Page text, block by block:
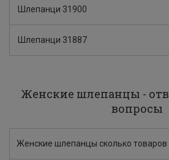
Шлепанци 31900
Шлепанци 31887
Женские шлепанцы -
вопросы
Женские шлепанцы сколько товаров